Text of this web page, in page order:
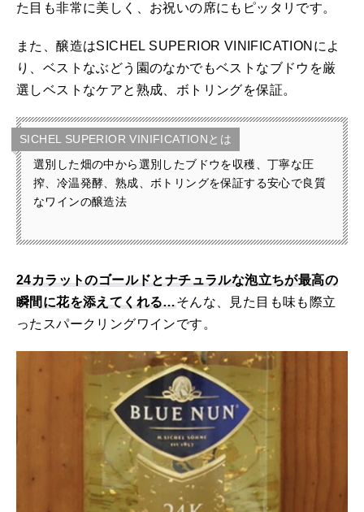
た目も非常に美しく、お祝いの席にもピッタリです。
また、醸造はSICHEL SUPERIOR VINIFICATIONによ
り、ベストなぶどう園のなかでもベストなブドウを厳
選しベストなケアと熟成、ボトリングを保証。
SICHEL SUPERIOR VINIFICATIONとは
選別した畑の中から選別したブドウを収穫、丁寧な圧
搾、冷温発酵、熟成、ボトリングを保証する安心で良質
なワインの醸造法
24カラットのゴールドとナチュラルな泡立ちが最高の
瞬間に花を添えてくれる…そんな、見た目も味も際立
ったスパークリングワインです。